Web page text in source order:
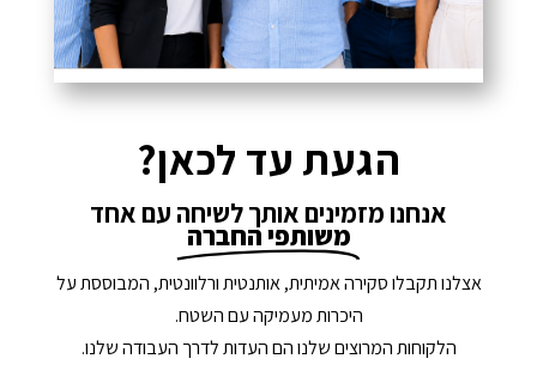
הגעת עד לכאן?
אנחנו מזמינים אותך לשיחה עם אחד
משותפי החברה
אצלנו תקבלו סקירה אמיתית, אותנטית ורלוונטית, המבוססת על
היכרות מעמיקה עם השטח.
הלקוחות המרוצים שלנו הם העדות לדרך העבודה שלנו.